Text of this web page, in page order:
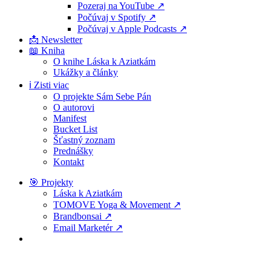
Pozeraj na YouTube ↗
Počúvaj v Spotify ↗
Počúvaj v Apple Podcasts ↗
📩 Newsletter
📖 Kniha
O knihe Láska k Aziatkám
Ukážky a články
ℹ️ Zisti viac
O projekte Sám Sebe Pán
O autorovi
Manifest
Bucket List
Šťastný zoznam
Prednášky
Kontakt
🎯 Projekty
Láska k Aziatkám
TOMOVE Yoga & Movement ↗
Brandbonsai ↗
Email Marketér ↗